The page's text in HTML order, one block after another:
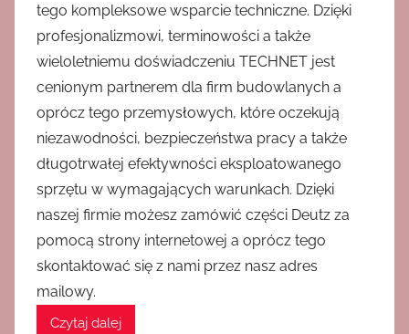
tego kompleksowe wsparcie techniczne. Dzięki
profesjonalizmowi, terminowości a także
wieloletniemu doświadczeniu TECHNET jest
cenionym partnerem dla firm budowlanych a
oprócz tego przemysłowych, które oczekują
niezawodności, bezpieczeństwa pracy a także
długotrwałej efektywności eksploatowanego
sprzętu w wymagających warunkach. Dzięki
naszej firmie możesz zamówić części Deutz za
pomocą strony internetowej a oprócz tego
skontaktować się z nami przez nasz adres
mailowy.
Czytaj dalej